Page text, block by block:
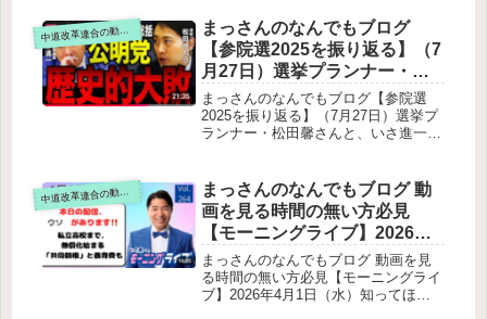
か予算委員長としての評価（30年ぶり
の野党委員長）新党「中道改革連合」
結成の裏側「中道」とは何か：両者の
共通認識世代交代と“5G”の役割動画の
締め：誤解を解きたいという意図
スト要約
道の未来」をテキスト要約配信開始の
挨拶と近況中道改革連合の現状への認
識自身の最近の活動久しぶりの街頭演
説中道の他候補者との交流全国キャラ
バン構想伊佐議員とのイベント自身の
政治的スタンスと今後地元・京都での
活動「河野ゆりこ応援団」の案内最後
のメッセージ
中道改革連合の動画をテキスト要約
まっさんのなんでもブログ
【参院選2025を振り返る】（7
月27日）選挙プランナー・松
田馨さんと、いさ進一前衆議
院議員が参院選を徹底総括！
をテキスト要約
まっさんのなんでもブログ【参院選
2025を振り返る】（7月27日）選挙プ
ランナー・松田馨さんと、いさ進一前
当の理由◎ 党としての戦略が見えな
い！？◎ 公明党が生き残るために必
要なことSNSで広がった支持のうねり
と、その先に見える課題とは？今こそ
問う、公明党に必要な「変化」と「決
断」を本音で徹底議論しました！参院
選2025の総括と敗因分析危機感の欠如
と構造的課題サブチャンネルの評価と
中道改革連合の動画をテキスト要約
まっさんのなんでもブログ 動
画を見る時間の無い方必見
【モーニングライブ】2026年4
月1日（水）知ってほしい今日
のニュースを厳選！いさ進一
が生解説する新聞情報【 15分
まっさんのなんでもブログ 動画を見
る時間の無い方必見【モーニングライ
ブ】2026年4月1日（水）知ってほし